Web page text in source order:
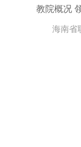
教院概况
海南省